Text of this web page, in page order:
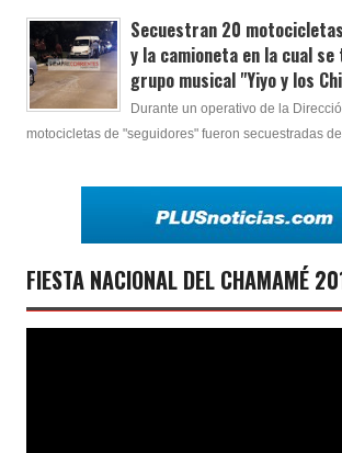
Secuestran 20
y la camioneta en la cual
grupo musical "Yiyo y los
Durante un operativo de la
motocicletas de "seguidores" fueron secuestradas de
FIESTA NACIONAL DEL CHAMAMÉ